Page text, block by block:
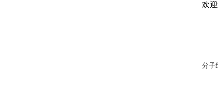
欢
分子